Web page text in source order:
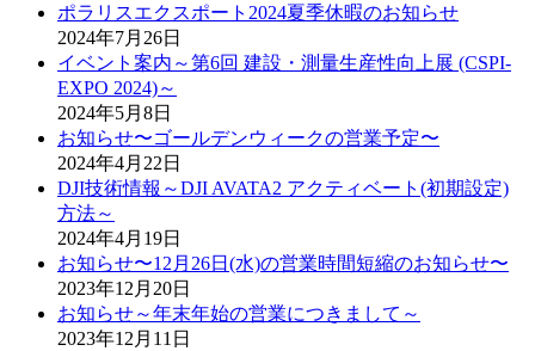
ポラリスエクスポート2024夏季休暇のお知らせ
2024年7月26日
イベント案内～第6回 建設・測量生産性向上展 (CSPI-
EXPO 2024)～
2024年5月8日
お知らせ〜ゴールデンウィークの営業予定〜
2024年4月22日
DJI技術情報～DJI AVATA2 アクティベート(初期設定)
方法～
2024年4月19日
お知らせ〜12月26日(水)の営業時間短縮のお知らせ〜
2023年12月20日
お知らせ～年末年始の営業につきまして～
2023年12月11日